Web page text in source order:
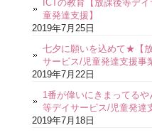
ICTの教育【放課後等デ
童発達支援】
2019年7月25日
七夕に願いを込めて★【
サービス/児童発達支援事
2019年7月22日
1番が偉いにきまってるや
等デイサービス/児童発達
2019年7月18日